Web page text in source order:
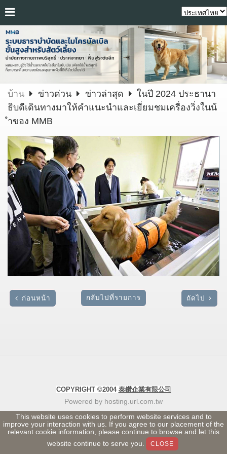
บ้าน ข่าวด่วน ข่าวล่าสุด
ในปี 2024 ประธานา
ธิบดีเดินทางมาให้คำแนะนำและเยี่ยมชมเครื่องวิ่งในน้
ำของ MMB
ก่อนหน้า กลับไปที่รายการ ถัดไป
COPYRIGHT ©2004 泰鑽企業有限公司
Powered by hosting.url.com.tw
This website uses cookies to perform website services and to
improve your interaction with us. If you agree to our placement of the
relevant cookie information, please continue to browse and let this
website continue to serve you.